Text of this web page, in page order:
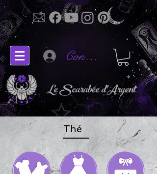
Connectez-vous
Le Scarabée d'Argent
Thé